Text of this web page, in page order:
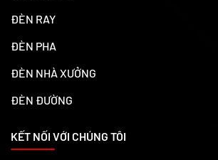
ĐÈN RAY
ĐÈN PHA
ĐÈN NHÀ XƯỞNG
ĐÈN ĐƯỜNG
KẾT NỐI VỚI CHÚNG TÔI